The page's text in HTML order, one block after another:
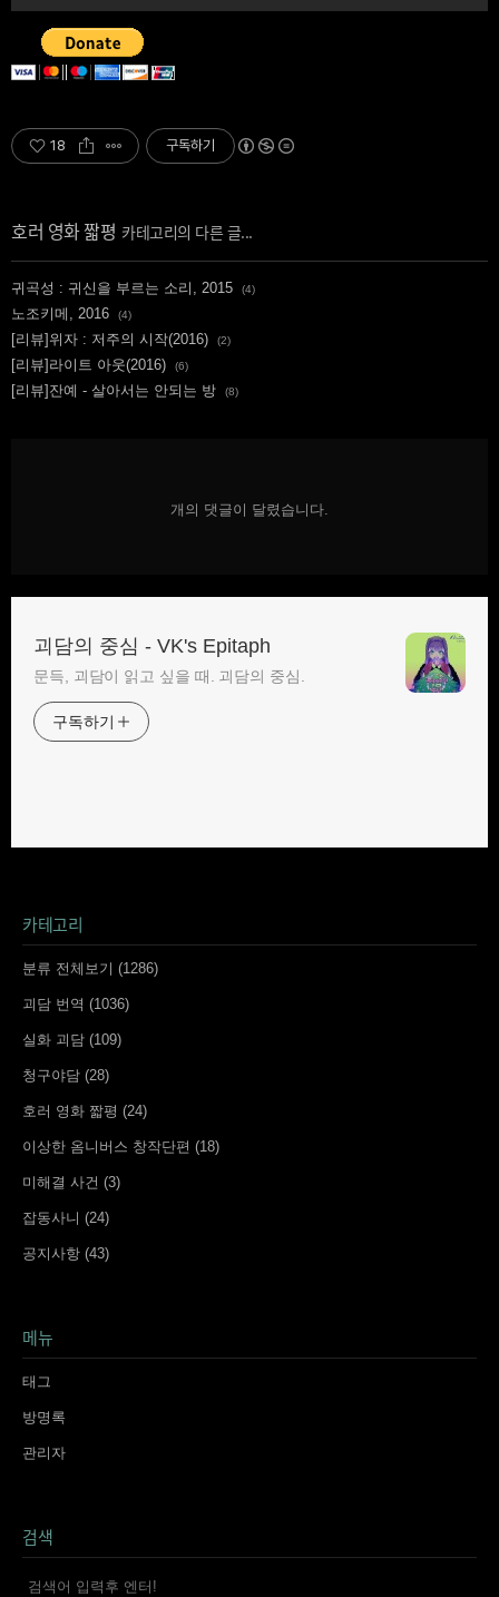
18 구독하기
호러 영화 짧평
귀곡성 : 귀신을 부르는 소리, 2015 (4)
노조키메, 2016 (4)
[리뷰]위자 : 저주의 시작(2016) (2)
[리뷰]라이트 아웃(2016) (6)
[리뷰]잔예 - 살아서는 안되는 방 (8)
개의 댓글이 달렸습니다.
괴담의 중심 - VK's Epitaph
문득, 괴담이 읽고 싶을 때. 괴담의 중심.
구독하기
카테고리
분류 전체보기 (1286)
괴담 번역 (1036)
실화 괴담 (109)
청구야담 (28)
호러 영화 짧평 (24)
이상한 옴니버스 창작단편 (18)
미해결 사건 (3)
잡동사니 (24)
공지사항 (43)
메뉴
태그
방명록
관리자
검색